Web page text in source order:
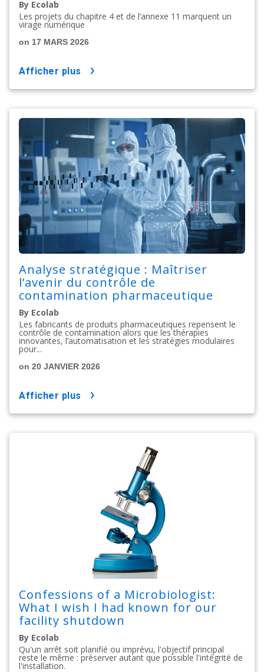
By Ecolab
Les projets du chapitre 4 et de l’annexe 11 marquent un
virage numérique
on 17 MARS 2026
afficher plus
Analyse stratégique : Maîtriser
l’avenir du contrôle de
contamination pharmaceutique
By Ecolab
Les fabricants de produits pharmaceutiques repensent le
contrôle de contamination alors que les thérapies
innovantes, l’automatisation et les stratégies modulaires
pour...
on 20 JANVIER 2026
afficher plus
Confessions of a Microbiologist:
What I wish I had known for our
facility shutdown
By Ecolab
Qu'un arrêt soit planifié ou imprévu, l'objectif principal
reste le même : préserver autant que possible l'intégrité de
l'installation.